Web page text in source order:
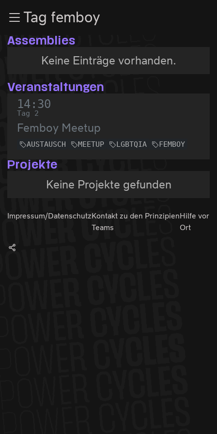
Zum InhaltTag femboy
Assemblies
Keine Einträge vorhanden.
Veranstaltungen
14:30
Tag 2
Femboy Meetup
AUSTAUSCH MEETUP LGBTQIA FEMBOY
Projekte
Keine Projekte gefunden
Impressum/DatenschutzKontakt zu den
Teams
PrinzipienHilfe vor
Ort